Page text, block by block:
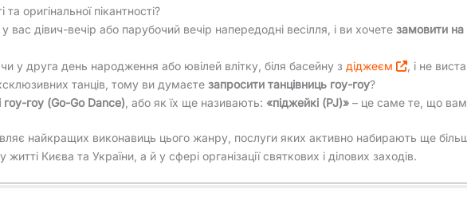
та оригінальної пікантності?
вас дівич-вечір або парубочий вечір напередодні весілля, і ви хочете замовити на
у друга день народження або ювілей влітку, біля басейну з діджеєм
, і не
танців, тому ви думаєте запросити танцівниць гоу-гоу?
гоу-гоу (Go-Go Dance) , або як їх ще називають: «піджейкі (PJ)»– це саме те, що вам
найкращих виконавиць цього жанру, послуги яких активно набирають ще
Києва та України, а й у сфері організації святкових і ділових заходів.